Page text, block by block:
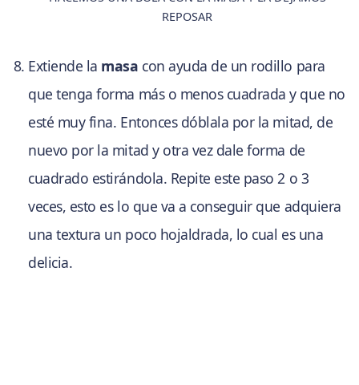
REPOSAR
Extiende la masa con ayuda de un rodillo para
que tenga forma más o menos cuadrada y que no
esté muy fina. Entonces dóblala por la mitad, de
nuevo por la mitad y otra vez dale forma de
cuadrado estirándola. Repite este paso 2 o 3
veces, esto es lo que va a conseguir que adquiera
una textura un poco hojaldrada, lo cual es una
delicia.